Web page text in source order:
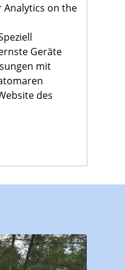
Analytics on the
Geräte
mit
des